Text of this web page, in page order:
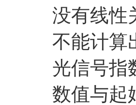
没有线性
不能计算
光信号指
数值与起